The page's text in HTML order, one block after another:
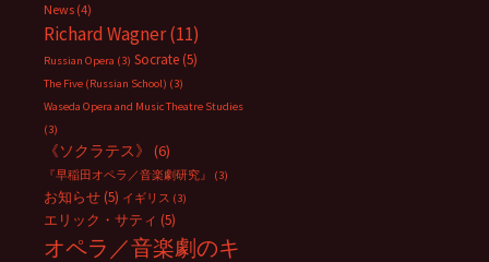
News (4)
Richard Wagner(11)
Russian Opera (3) Socrate (5)
The Five (Russian School) (3)
Waseda Opera and Music Theatre Studies
(3)
《ソクラテス》 (6)
『早稲田オペラ／音楽劇研究』 (3)
お知らせ (5) イギリス (3)
エリック・サティ (5)
オペラ／音楽劇のキ